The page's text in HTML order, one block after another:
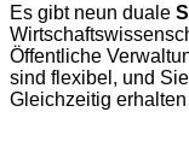
Es gibt neun duale
Öffentliche
sind flexibel, und
Gleichzeitig